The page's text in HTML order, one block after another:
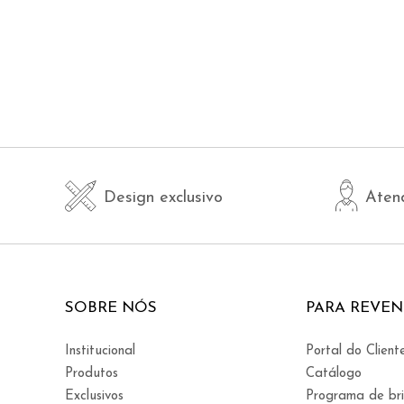
Design exclusivo
SOBRE NÓS
Institucional
Produtos
Exclusivos
PARA
Portal do
Catálogo
Programa de